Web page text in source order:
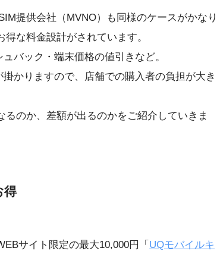
提供会社（MVNO）も同様のケースがかなり
な料金設計がされています。
バック・端末価格の値引きなど。
かりますので、店舗での購入者の負担が大き
のか、差額が出るのかをご紹介していきま
得
サイト限定の最大10,000円「 UQモバイルキ